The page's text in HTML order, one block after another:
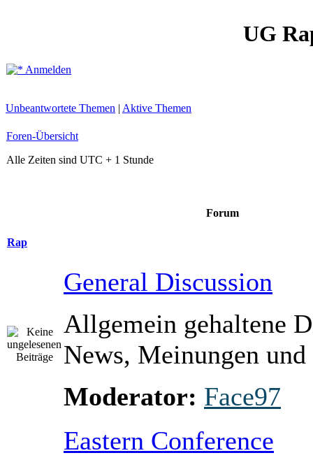
UG
Anmelden
Unbeantwortete Themen | Aktive Themen
Foren-Übersicht
Alle Zeiten sind UTC + 1 Stunde
Forum
Rap
General Discussion
Allgemein gehaltene
News, Meinungen und
Moderator: Face97
Eastern Conference